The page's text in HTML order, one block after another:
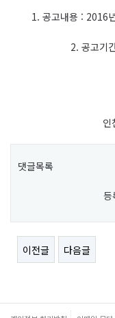
1. 공고내용 : 2016
2. 공고기
인
댓글목록
등
이전글 다음글